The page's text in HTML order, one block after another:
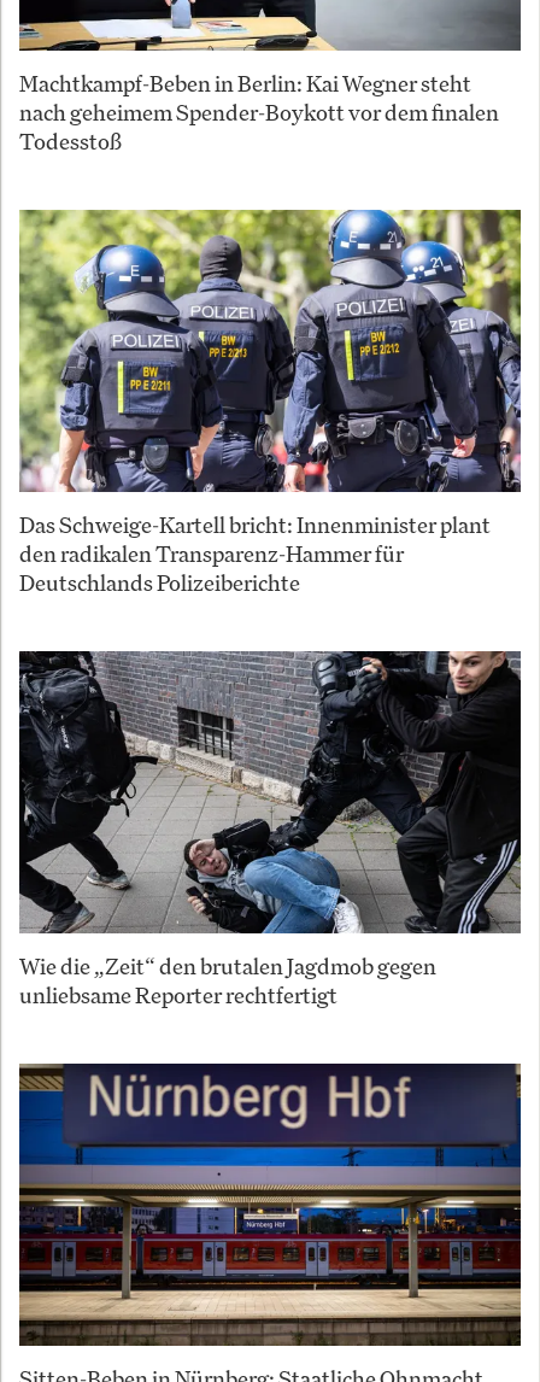
Machtkampf-Beben in Berlin: Kai Wegner steht
nach geheimem Spender-Boykott vor dem finalen
Todesstoß
Das Schweige-Kartell bricht: Innenminister plant
den radikalen Transparenz-Hammer für
Deutschlands Polizeiberichte
Wie die „Zeit“ den brutalen Jagdmob gegen
unliebsame Reporter rechtfertigt